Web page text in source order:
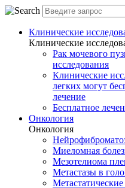
Клинические
Клинические
Рак мочевого
исследования
Клинические
легких могут
лечение
Бесплатное
Онкология
Онкология
Миеломная
Мезотелиома
Метастазы в